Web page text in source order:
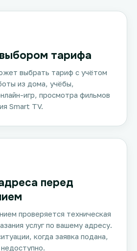
тарифа
выбрать тариф с учётом
из дома, учёбы,
игр, просмотра фильмов
Smart TV.
перед
проверяется техническая
услуг по вашему адресу.
когда заявка подана,